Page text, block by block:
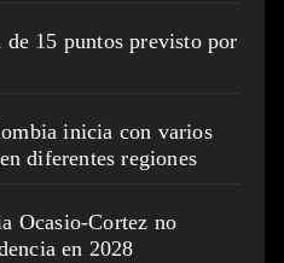
de 15 puntos previsto por
inicia con varios
diferentes regiones
Ocasio-Cortez no
en 2028